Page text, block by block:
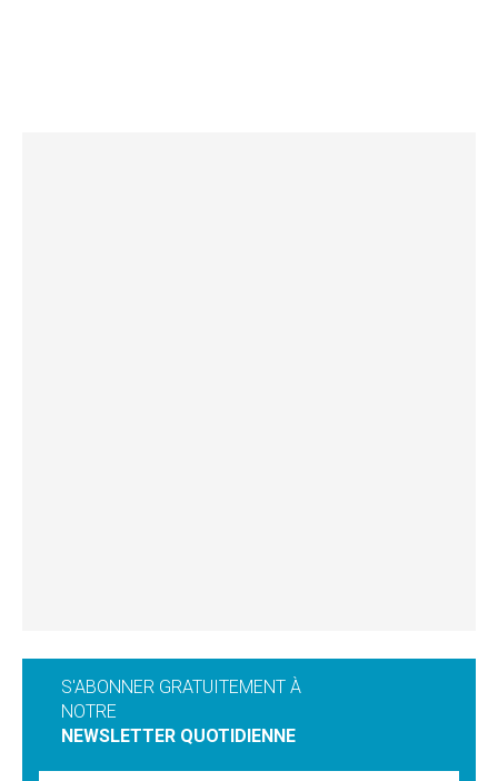
S'ABONNER GRATUITEMENT À
NOTRE
NEWSLETTER QUOTIDIENNE